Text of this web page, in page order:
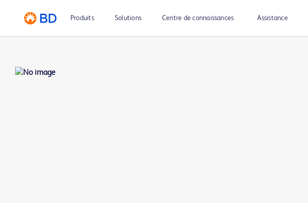
Produits Solutions Centre de connaissances Assistance